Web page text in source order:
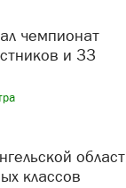
и 33
классов